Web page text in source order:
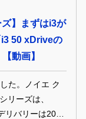
ズ】まずはi3が
50 xDriveの
動画】
た。ノイエ ク
リーズは、
バリーは2026